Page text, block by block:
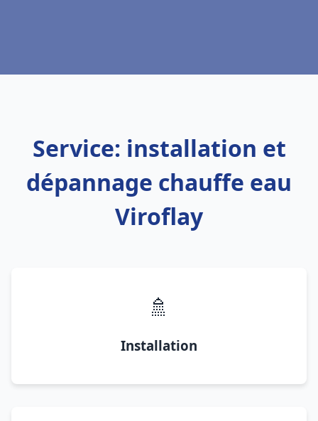
Service: installation et
dépannage chauffe eau
Viroflay
🚿
Installation